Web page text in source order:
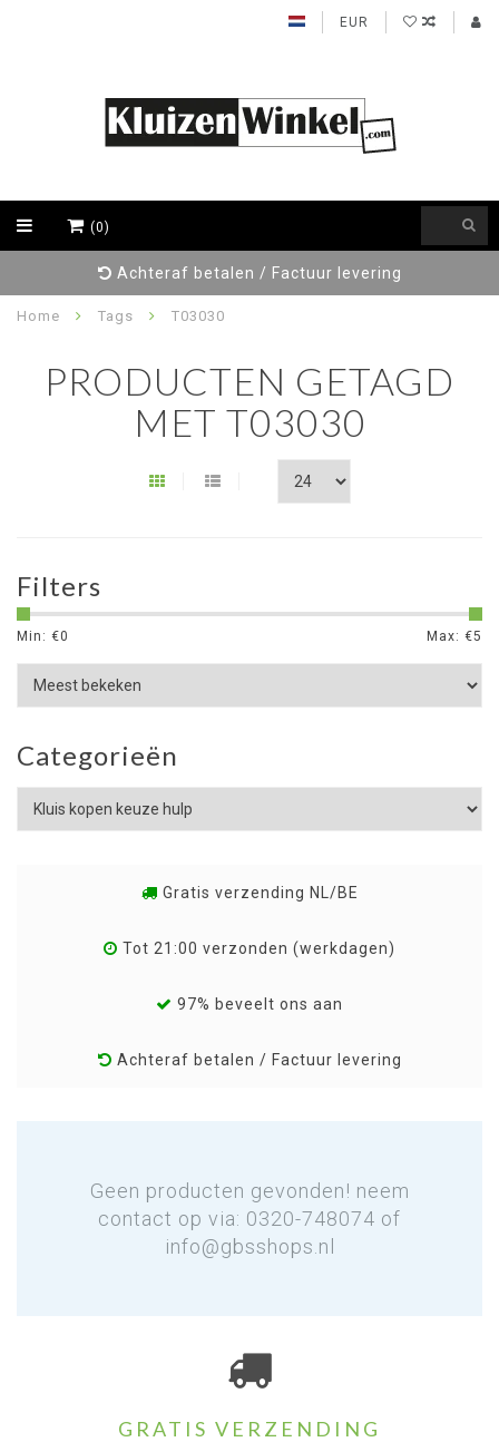
EUR
(0)
Achteraf betalen / Factuur levering
Home Tags T03030
PRODUCTEN GETAGD
MET T03030
Filters
Min: €0 Max: €5
Categorieën
Gratis verzending NL/BE
Tot 21:00 verzonden (werkdagen)
97% beveelt ons aan
Achteraf betalen / Factuur levering
Geen producten gevonden! neem
contact op via: 0320-748074 of
info@gbsshops.nl
GRATIS VERZENDING